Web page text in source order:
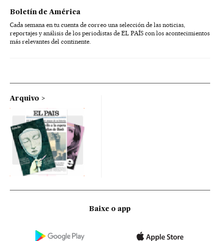
Boletín de América
Cada semana en tu cuenta de correo una selección de las noticias,
reportajes y análisis de los periodistas de EL PAÍS con los acontecimientos
más relevantes del continente.
Arquivo
Baixe o app